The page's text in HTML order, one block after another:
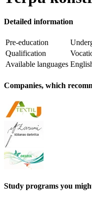
Detailed information
Pre-education
Qualification
Available languages
Companies, which
Study programs you